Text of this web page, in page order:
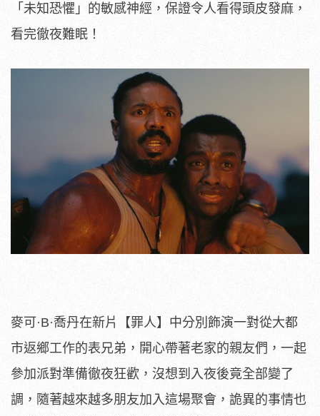
「未知恐懼」 的敏感神經，保證令人看得頭皮發麻，
看完徹夜難眠！
麥可·B·喬丹在新片【罪人】 中分別飾演一對從大都
市返鄉工作的表兄弟， 開心帶著老家的親友們，一起
參加派對準備徹夜狂歡， 沒想到入夜後竟全部變了
調，隨著越來越多朋友加入這場聚會， 詭異的事情也